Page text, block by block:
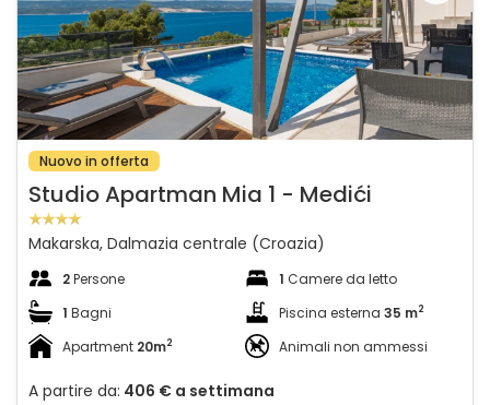
Nuovo in offerta
Studio Apartman Mia 1 - Medići
Makarska, Dalmazia centrale (Croazia)
2Persone 1 Camere da letto
1 Bagni Piscina esterna 35 m2
Apartment 20m2 Animali non ammessi
A partire da: 406 € a settimana